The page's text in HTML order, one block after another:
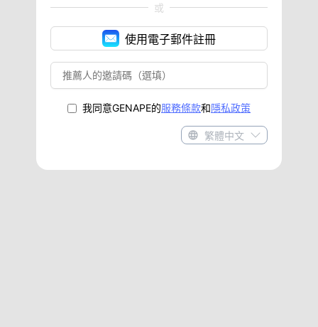
或
使用電子郵件註冊
我同意GENAPE的服務條款和隱私政策
繁體中文